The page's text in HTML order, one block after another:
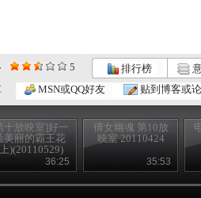
5 排行榜
MSN或QQ好友 贴到博客或
十放映室]好一
美丽的霸王花
)(20110529)
36:25
倩女幽魂 第10放
映室 20110424
35:53